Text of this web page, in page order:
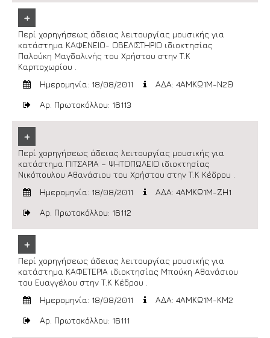
+
Περί χορηγήσεως άδειας λειτουργίας μουσικής για
κατάστημα ΚΑΦΕΝΕΙΟ- ΟΒΕΛΙΣΤΗΡΙΟ ιδιοκτησίας
Παλούκη Μαγδαλινής του Χρήστου στην Τ.Κ
Καρποχωρίου .
Ημερομηνία: 18/08/2011
ΑΔΑ: 4ΑΜΚΩ1Μ-Ν2Θ
Αρ. Πρωτοκόλλου: 16113
+
Περί χορηγήσεως άδειας λειτουργίας μουσικής για
κατάστημα ΠΙΤΣΑΡΙΑ – ΨΗΤΟΠΩΛΕΙΟ ιδιοκτησίας
Νικόπουλου Αθανάσιου του Χρήστου στην Τ.Κ Κέδρου .
Ημερομηνία: 18/08/2011
ΑΔΑ: 4ΑΜΚΩ1Μ-ΖΗ1
Αρ. Πρωτοκόλλου: 16112
+
Περί χορηγήσεως άδειας λειτουργίας μουσικής για
κατάστημα ΚΑΦΕΤΕΡΙΑ ιδιοκτησίας Μπούκη Αθανάσιου
του Ευαγγέλου στην Τ.Κ Κέδρου .
Ημερομηνία: 18/08/2011
ΑΔΑ: 4ΑΜΚΩ1Μ-ΚΜ2
Αρ. Πρωτοκόλλου: 16111